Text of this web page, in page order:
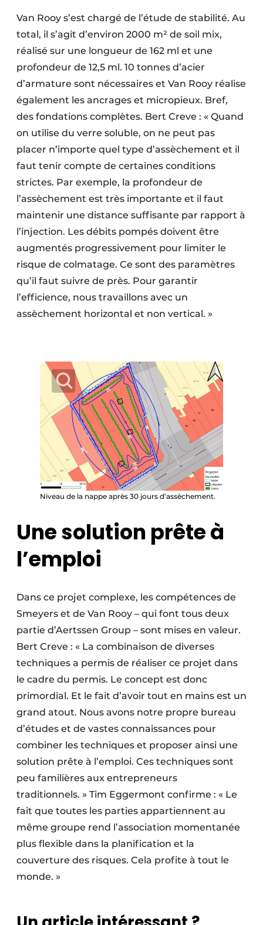
Van Rooy s’est chargé de l’étude de stabilité. Au
total, il s’agit d’environ 2000 m² de soil mix,
réalisé sur une longueur de 162 ml et une
profondeur de 12,5 ml. 10 tonnes d’acier
d’armature sont nécessaires et Van Rooy réalise
également les ancrages et micropieux. Bref,
des fondations complètes. Bert Creve : « Quand
on utilise du verre soluble, on ne peut pas
placer n’importe quel type d’assèchement et il
faut tenir compte de certaines conditions
strictes. Par exemple, la profondeur de
l’assèchement est très importante et il faut
maintenir une distance suffisante par rapport à
l’injection. Les débits pompés doivent être
augmentés progressivement pour limiter le
risque de colmatage. Ce sont des paramètres
qu’il faut suivre de près. Pour garantir
l’efficience, nous travaillons avec un
assèchement horizontal et non vertical. »
Niveau de la nappe après 30 jours d’assèchement.
Une solution prête à
l’emploi
Dans ce projet complexe, les compétences de
Smeyers et de Van Rooy – qui font tous deux
partie d’Aertssen Group – sont mises en valeur.
Bert Creve : « La combinaison de diverses
techniques a permis de réaliser ce projet dans
le cadre du permis. Le concept est donc
primordial. Et le fait d’avoir tout en mains est un
grand atout. Nous avons notre propre bureau
d’études et de vastes connaissances pour
combiner les techniques et proposer ainsi une
solution prête à l’emploi. Ces techniques sont
peu familières aux entrepreneurs
traditionnels. » Tim Eggermont confirme : « Le
fait que toutes les parties appartiennent au
même groupe rend l’association momentanée
plus flexible dans la planification et la
couverture des risques. Cela profite à tout le
monde. »